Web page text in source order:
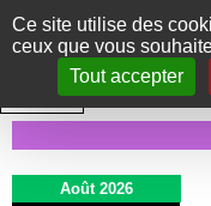
Panneau de gestion des
Ce site utilise des
ceux que vous
Tout accepter
Le Marni
CONCERTS DANSE/CIRQUE
INTRA MUROS
Août 2026